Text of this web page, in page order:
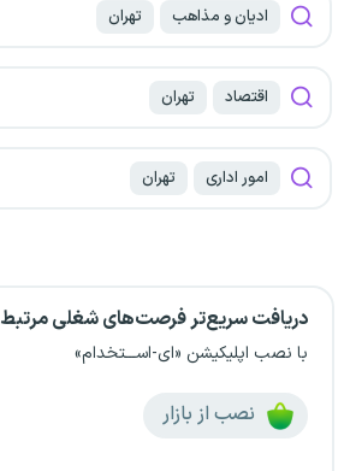
ادیان و مذاهب تهران
اقتصاد تهران
امور اداری تهران
دریافت سریع‌تر فرصت‌های شغلی مرتبط
با نصب اپلیکیشن «ای-اســـتخدام»
نصب از بازار